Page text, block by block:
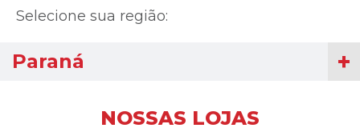
Selecione sua região:
Paraná
NOSSAS LOJAS